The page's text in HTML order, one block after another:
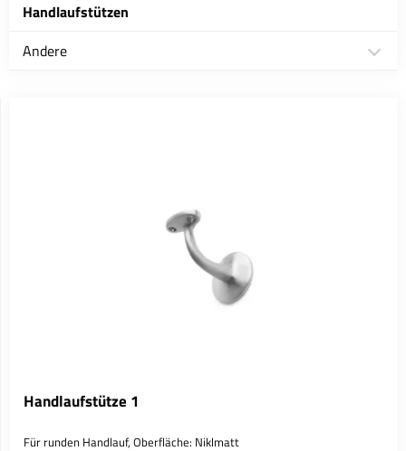
Handlaufstützen
Andere
Handlaufstütze 1
Für runden Handlauf, Oberfläche: Niklmatt